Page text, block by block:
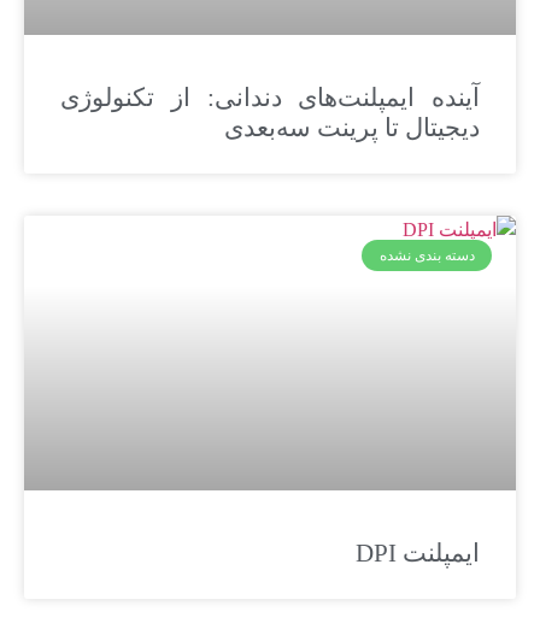
آینده ایمپلنت‌های دندانی: از تکنولوژی
دیجیتال تا پرینت سه‌بعدی
دسته بندی نشده
ایمپلنت DPI